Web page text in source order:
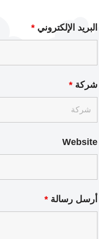
البريد الإلكتروني *
شركة *
Website
أرسل رسالة *